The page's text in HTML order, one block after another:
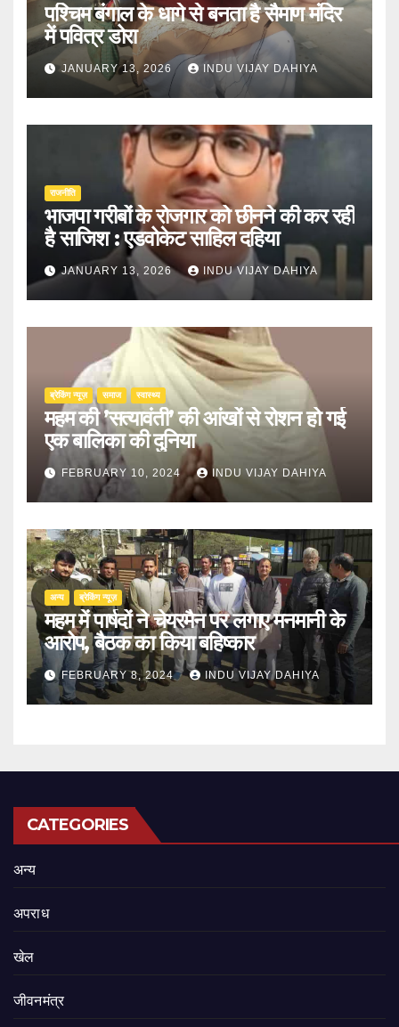
पश्चिम बंगाल के धागे से बनता है सैमाण मंदिर
में पवित्र डोरा
JANUARY 13, 2026 INDU VIJAY DAHIYA
राजनीति
भाजपा गरीबों के रोजगार को छीनने की कर रही
है साजिश : एडवोकेट साहिल दहिया
JANUARY 13, 2026 INDU VIJAY DAHIYA
ब्रेकिंग न्यूज़ समाज स्वास्थ्य
महम की ’सत्यावंती’ की आंखों से रोशन हो गई
एक बालिका की दुनिया
FEBRUARY 10, 2024 INDU VIJAY DAHIYA
अन्य ब्रेकिंग न्यूज़
महम में पार्षदों ने चेयरमैन पर लगाए मनमानी के
आरोप, बैठक का किया बहिष्कार
FEBRUARY 8, 2024 INDU VIJAY DAHIYA
CATEGORIES
अन्य
अपराध
खेल
जीवनमंत्र